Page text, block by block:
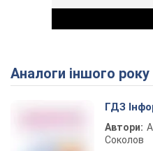
Аналоги іншого
ГДЗ
Автори:
Соколов